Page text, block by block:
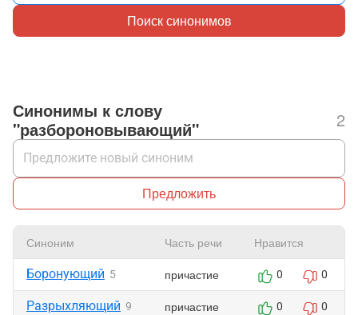
Поиск синонимов
Синонимы к слову
"разбороновывающий"
2
Предложить
Синоним Часть речи Нравится
Боронующий 5 причастие 0 0
Разрыхляющий 9 причастие 0 0